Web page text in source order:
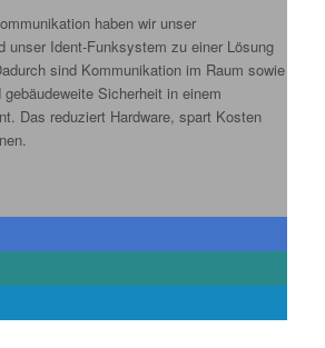
haben wir unser
unser Ident-Funksystem zu einer Lösung
sind Kommunikation im Raum sowie
Sicherheit in einem
Das reduziert Hardware, spart Kosten